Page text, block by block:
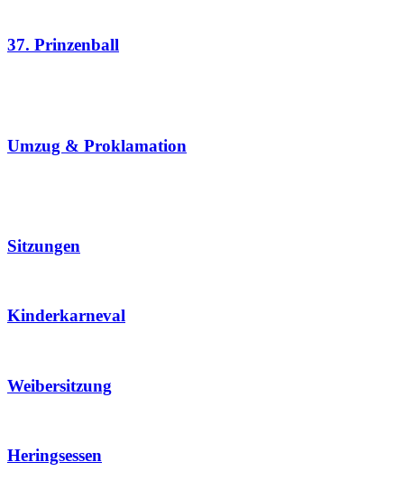
37. Prinzenball
Umzug & Proklamation
Sitzungen
Kinderkarneval
Weibersitzung
Heringsessen